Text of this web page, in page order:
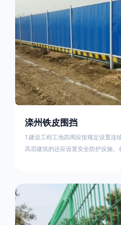
滦州铁皮围挡
1.建设工程工地四周应按规定设置连
高层建筑的还应设置安全防护设施。
料应保证围栏稳固、整洁、美观。
进度分段设置围栏或按规定使用统
位不得在工地围栏外堆放建筑材料、